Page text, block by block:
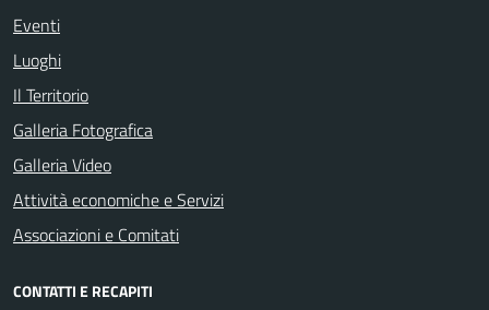
Eventi
Luoghi
Il Territorio
Galleria Fotografica
Galleria Video
Attività economiche e Servizi
Associazioni e Comitati
CONTATTI E RECAPITI